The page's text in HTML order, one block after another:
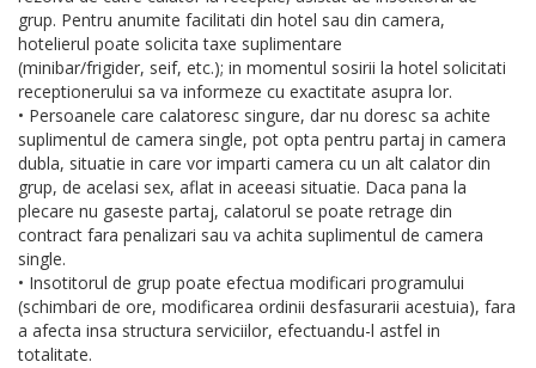
grup. Pentru anumite facilitati din hotel sau din camera,
hotelierul poate solicita taxe suplimentare
(minibar/frigider, seif, etc.); in momentul sosirii la hotel solicitati
receptionerului sa va informeze cu exactitate asupra lor.
• Persoanele care calatoresc singure, dar nu doresc sa achite
suplimentul de camera single, pot opta pentru partaj in camera
dubla, situatie in care vor imparti camera cu un alt calator din
grup, de acelasi sex, aflat in aceeasi situatie. Daca pana la
plecare nu gaseste partaj, calatorul se poate retrage din
contract fara penalizari sau va achita suplimentul de camera
single.
• Insotitorul de grup poate efectua modificari programului
(schimbari de ore, modificarea ordinii desfasurarii acestuia), fara
a afecta insa structura serviciilor, efectuandu-l astfel in
totalitate.